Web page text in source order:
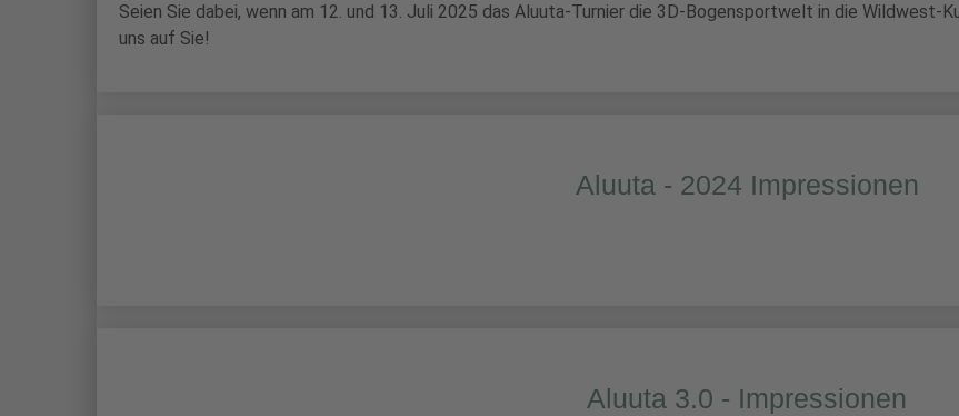
Seien Sie dabei, wenn am 12. und 13. Juli 2025 das Aluuta-Turnier die 3D-Bogensportwelt in die
uns auf Sie!
Aluuta - 2024 Impressionen
Aluuta 3.0 - Impressionen